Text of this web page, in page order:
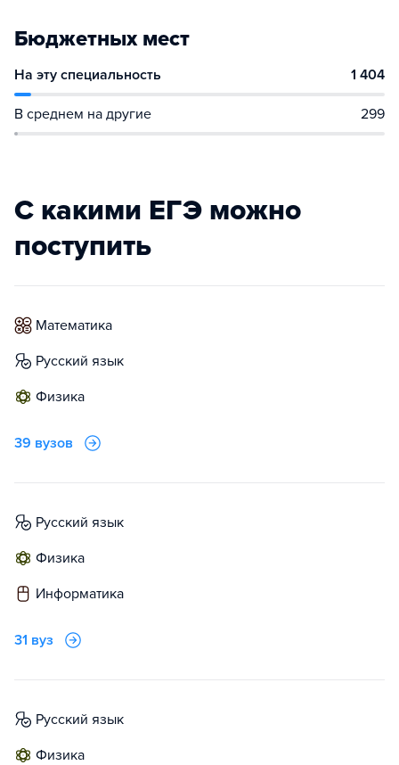
Бюджетных мест
На эту специальность 1 404
В среднем на другие 299
С какими ЕГЭ можно
поступить
математика
русский язык
физика
39 вузов
русский язык
физика
информатика
31 вуз
русский язык
физика